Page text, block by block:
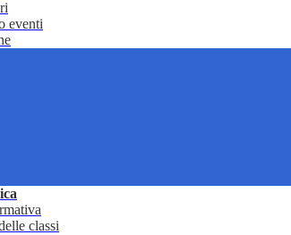
eventi
classi